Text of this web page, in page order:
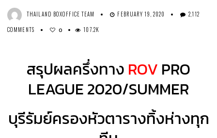
THAILAND BOXOFFICE TEAM FEBRUARY 19, 2020
2,112
COMMENTS
0 107.2K
สรุปผลครึ่งทาง ROV PRO
LEAGUE 2020/SUMMER
บุรีรัมย์ครองหัวตารางทิ้งห่างทุก